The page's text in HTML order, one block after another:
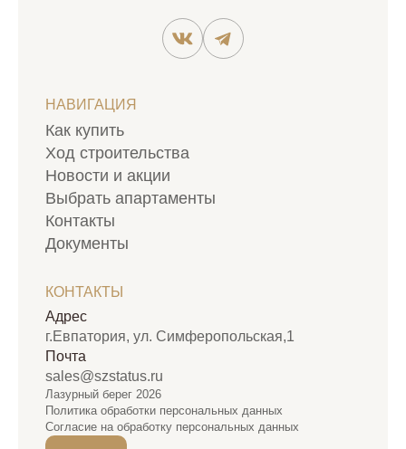
НАВИГАЦИЯ
Как купить
Ход строительства
Новости и акции
Выбрать апартаменты
Контакты
Документы
КОНТАКТЫ
Адрес
г.Евпатория, ул. Симферопольская,1
Почта
sales@szstatus.ru
Лазурный берег 2026
Политика обработки персональных данных
Согласие на обработку персональных данных